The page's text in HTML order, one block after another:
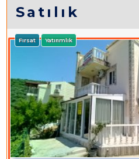
Satılık
Fırsat Yatırımlık